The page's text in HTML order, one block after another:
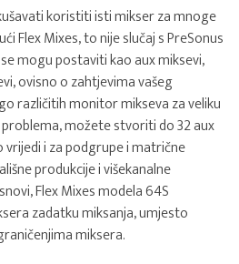
koristiti isti mikser za mnoge
Flex Mixes, to nije slučaj s PreSonus
mogu postaviti kao aux miksevi,
ovisno o zahtjevima vašeg
različitih monitor mikseva za veliku
možete stvoriti do 32 aux
i za podgrupe i matrične
produkcije i višekanalne
Flex Mixes modela 64S
zadatku miksanja, umjesto
miksera.